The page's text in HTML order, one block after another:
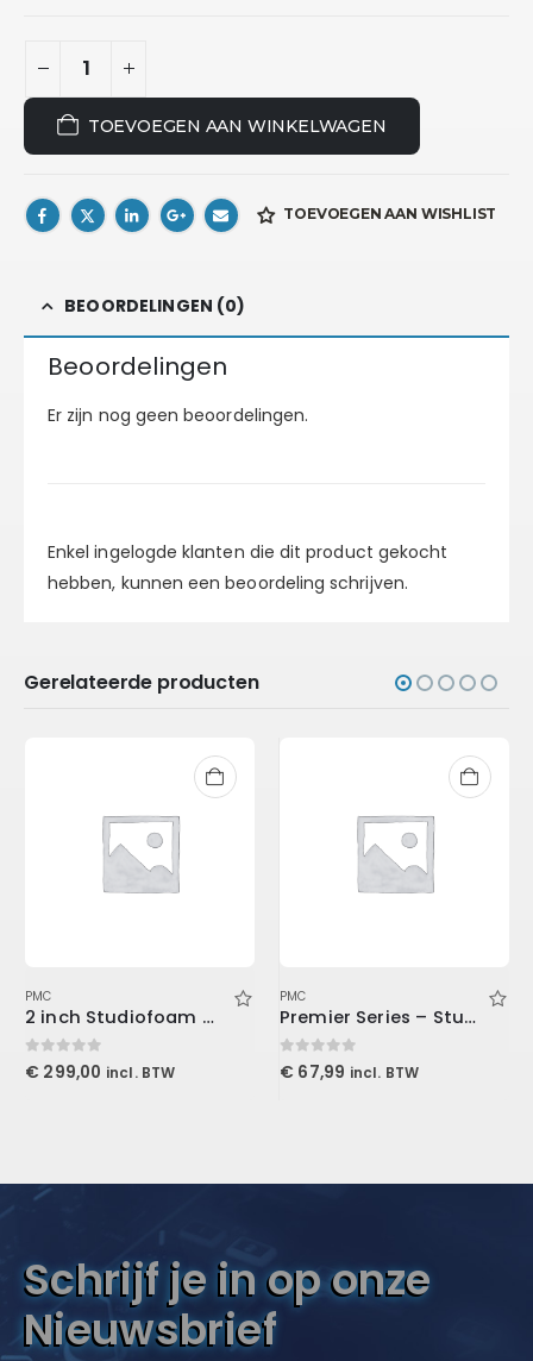
TOEVOEGEN AAN WINKELWAGEN
TOEVOEGEN AAN WISHLIST
BEOORDELINGEN (0)
Beoordelingen
Er zijn nog geen beoordelingen.
Enkel ingelogde klanten die dit product gekocht
hebben, kunnen een beoordeling schrijven.
Gerelateerde producten
PMC
2 inch Studiofoam Wave 60x60x5cm, Purple
0out of 5
€ 299,00 incl. BTW
PMC
Premier Series – Studio & Live XLR Cable 15′ (4.6 m)
0out of 5
€ 67,99 incl. BTW
Schrijf je in op onze
Nieuwsbrief